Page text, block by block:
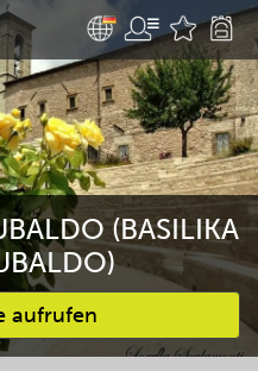
(BASILIKA
aufrufen